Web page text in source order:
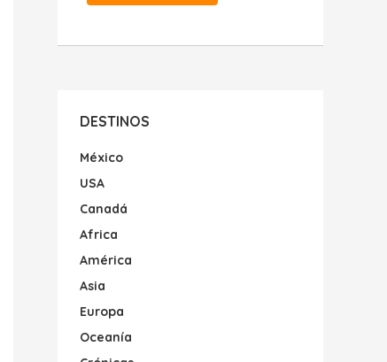
DESTINOS
México
USA
Canadá
Africa
América
Asia
Europa
Oceanía